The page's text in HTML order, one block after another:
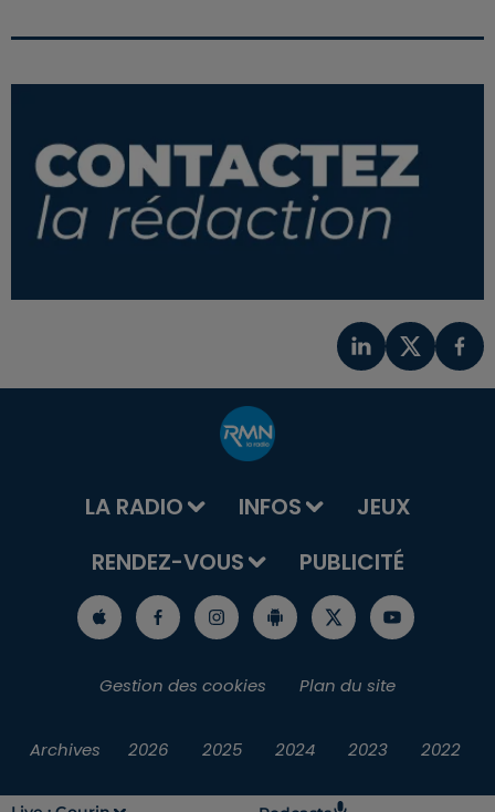
LA RADIO INFOS
JEUX
RENDEZ-VOUS
PUBLICITÉ
Gestion des cookies Plan du site
Archives 2026 2025 2024 2023 2022